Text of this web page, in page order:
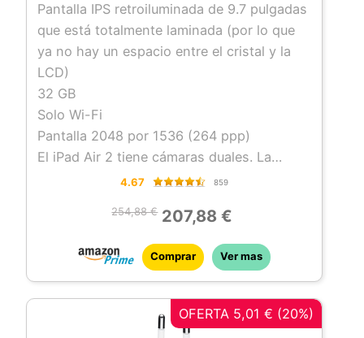
Pantalla IPS retroiluminada de 9.7 pulgadas
que está totalmente laminada (por lo que
ya no hay un espacio entre el cristal y la
LCD)
32 GB
Solo Wi-Fi
Pantalla 2048 por 1536 (264 ppp)
El iPad Air 2 tiene cámaras duales. La
cámara trasera iSight tiene un sensor de 8
como grabación de vídeo HD (1080p hasta
30 FPS con audio y 120 fps Slo-mo). Tiene
una apertura f/2.4. La cámara FaceTime HD
montada en la parte delantera, diseñada
para ser utilizada para videoconferencias
junto con el software FaceTime
4.67 859
254,88 € 207,88 €
Comprar Ver mas
OFERTA 5,01 € (20%)